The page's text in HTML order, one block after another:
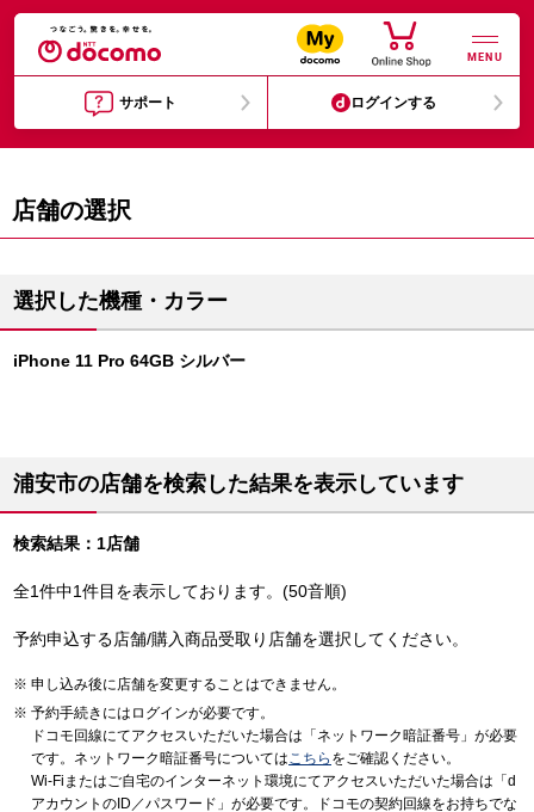
MENU
サポート ログインする
店舗の選択
選択した機種・カラー
iPhone 11 Pro 64GB シルバー
浦安市の店舗を検索した結果を表示しています
検索結果：1店舗
全1件中1件目を表示しております。(50音順)
予約申込する店舗/購入商品受取り店舗を選択してください。
申し込み後に店舗を変更することはできません。
予約手続きにはログインが必要です。
ドコモ回線にてアクセスいただいた場合は「ネットワーク暗証番号」が必要
です。ネットワーク暗証番号についてはこちら をご確認ください。
Wi-Fiまたはご自宅のインターネット環境にてアクセスいただいた場合は「d
アカウントのID／パスワード」が必要です。ドコモの契約回線をお持ちでな